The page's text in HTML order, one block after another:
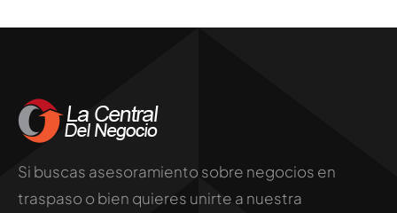
Si buscas asesoramiento sobre negocios en
traspaso o bien quieres unirte a nuestra